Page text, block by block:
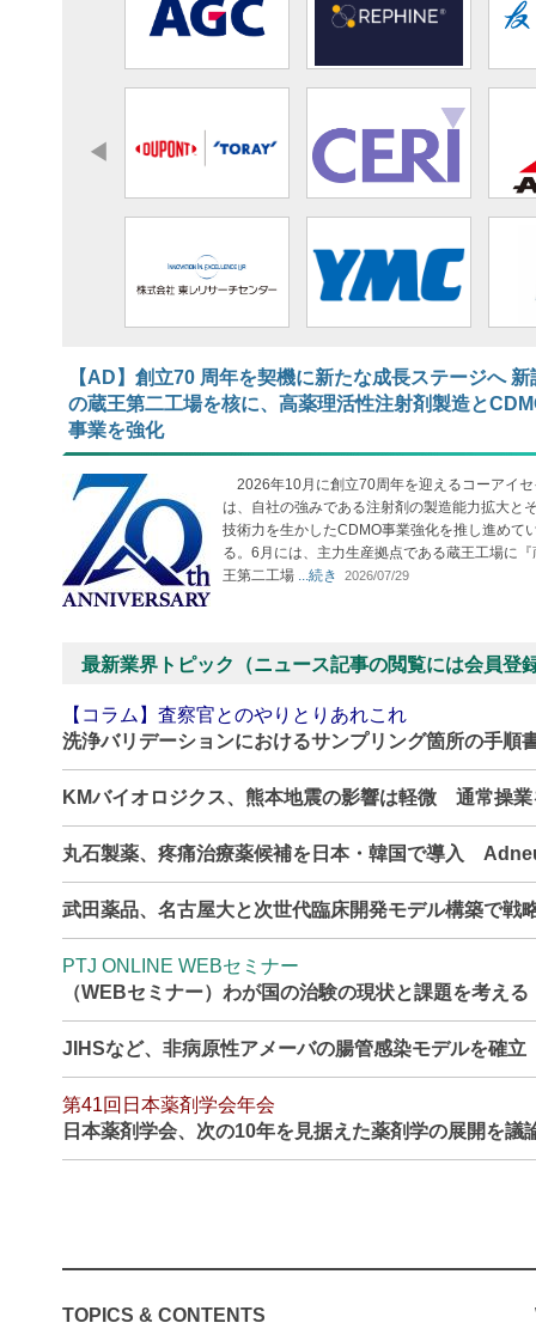
【AD】​​​​​​​創立70 周年を契機に新たな成長ステージへ 新
の蔵王第二工場を核に、高薬理活性注射剤製造と
事業を強化
2026年10月に創立70周年を迎えるコーアイセ
は、自社の強みである注射剤の製造能力拡大と
技術力を生かしたCDMO事業強化を推し進めて
る。6月には、主力生産拠点である蔵王工場に『
王第二工場 ...続き 2026/07/29
最新業界トピック（ニュース記事の閲覧には会員登
【コラム】査察官とのやりとりあれこれ
洗浄バリデーションにおけるサンプリング箇所の手順
KMバイオロジクス、熊本地震の影響は軽微 通常操
丸石製薬、疼痛治療薬候補を日本・韓国で導入
武田薬品、名古屋大と次世代臨床開発モデル構築で
PTJ ONLINE WEBセミナー
（WEBセミナー）わが国の治験の現状と課題を考える
JIHSなど、非病原性アメーバの腸管感染モデルを確
第41回日本薬剤学会年会
日本薬剤学会、次の10年を見据えた薬剤学の展開を議
TOPICS & CONTENTS